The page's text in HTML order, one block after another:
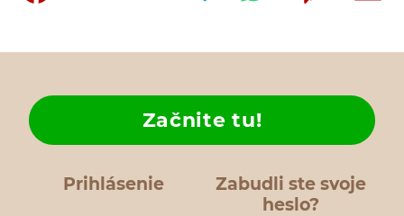
Prihlásenie
Zabudli ste svoje
heslo?
Začnite tu!